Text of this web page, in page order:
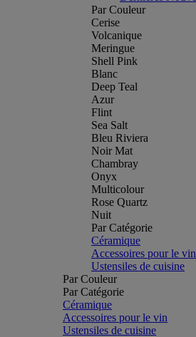
Par Couleur
Cerise
Volcanique
Meringue
Shell Pink
Blanc
Deep Teal
Azur
Flint
Sea Salt
Bleu Riviera
Noir Mat
Chambray
Onyx
Multicolour
Rose Quartz
Nuit
Par Catégorie
Céramique
Accessoires pour le vin
Ustensiles de cuisine
Par Couleur
Par Catégorie
Céramique
Accessoires pour le vin
Ustensiles de cuisine